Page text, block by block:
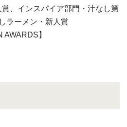
、インスパイア部門・汁なし第
ラーメン・新人賞
AWARDS】